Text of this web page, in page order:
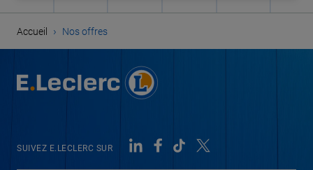
Accueil › Nos offres
SUIVEZ E.LECLERC SUR